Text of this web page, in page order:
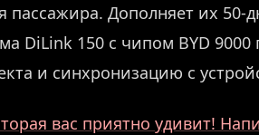
пассажира. Дополняет их 50-
DiLink 150 с чипом BYD 9000
и синхронизацию с
вас приятно удивит!